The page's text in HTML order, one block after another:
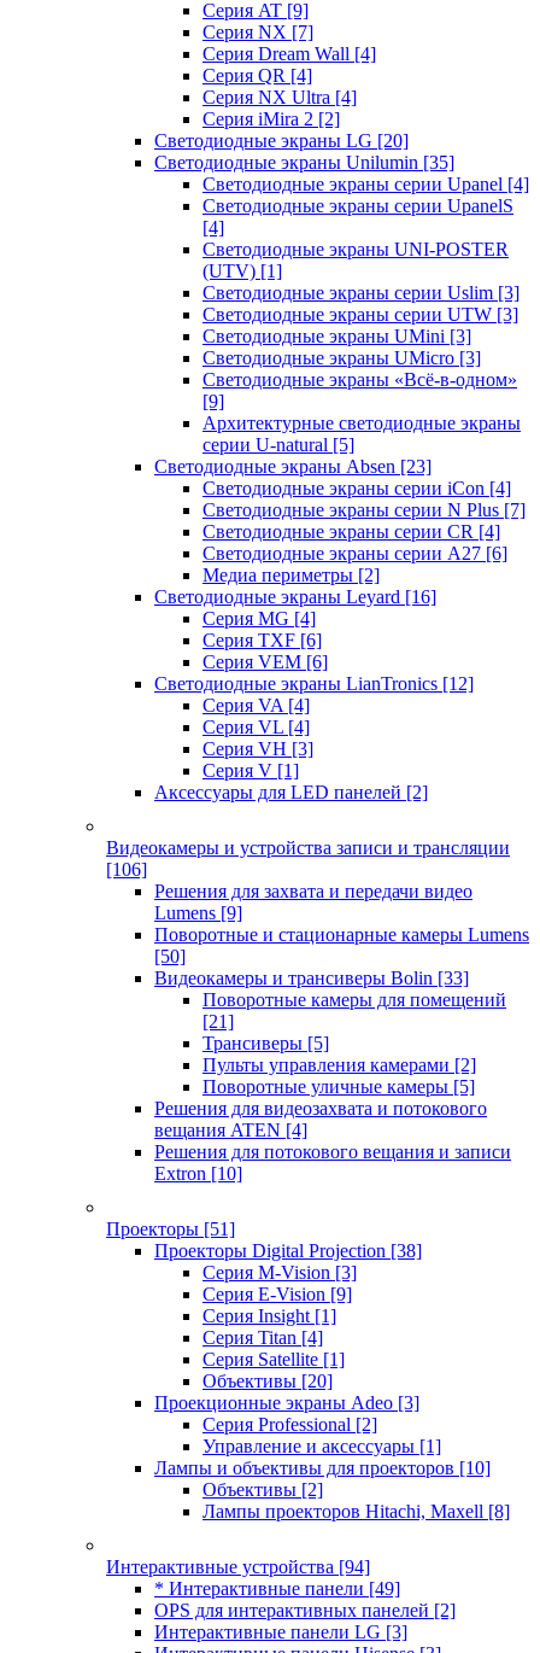
Серия AT [9]
Серия NX [7]
Серия Dream Wall [4]
Серия QR [4]
Серия NX Ultra [4]
Серия iMira 2 [2]
Светодиодные экраны LG [20]
Светодиодные экраны Unilumin [35]
Светодиодные экраны серии Upanel [4]
Светодиодные экраны серии UpanelS
[4]
Светодиодные экраны UNI-POSTER
(UTV) [1]
Светодиодные экраны серии Uslim [3]
Светодиодные экраны серии UTW [3]
Светодиодные экраны UMini [3]
Светодиодные экраны UMicro [3]
Светодиодные экраны «Всё-в-одном»
[9]
Архитектурные светодиодные экраны
серии U-natural [5]
Светодиодные экраны Absen [23]
Светодиодные экраны серии iCon [4]
Светодиодные экраны серии N Plus [7]
Светодиодные экраны серии CR [4]
Светодиодные экраны серии А27 [6]
Медиа периметры [2]
Светодиодные экраны Leyard [16]
Серия MG [4]
Серия TXF [6]
Серия VEM [6]
Светодиодные экраны LianTronics [12]
Серия VA [4]
Серия VL [4]
Серия VH [3]
Серия V [1]
Аксессуары для LED панелей [2]
Видеокамеры и устройства записи и трансляции
[106]
Решения для захвата и передачи видео
Lumens [9]
Поворотные и стационарные камеры Lumens
[50]
Видеокамеры и трансиверы Bolin [33]
Поворотные камеры для помещений
[21]
Трансиверы [5]
Пульты управления камерами [2]
Поворотные уличные камеры [5]
Решения для видеозахвата и потокового
вещания ATEN [4]
Решения для потокового вещания и записи
Extron [10]
Проекторы [51]
Проекторы Digital Projection [38]
Серия M-Vision [3]
Серия E-Vision [9]
Серия Insight [1]
Серия Titan [4]
Серия Satellite [1]
Объективы [20]
Проекционные экраны Adeo [3]
Серия Professional [2]
Управление и аксессуары [1]
Лампы и объективы для проекторов [10]
Объективы [2]
Лампы проекторов Hitachi, Maxell [8]
Интерактивные устройства [94]
* Интерактивные панели [49]
OPS для интерактивных панелей [2]
Интерактивные панели LG [3]